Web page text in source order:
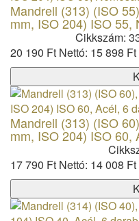
Mandrell (313) (ISO
mm, ISO 204) ISO 55,
Cikkszám:
20 190 Ft Nettó: 15 898 Ft
Mandrell (313) (ISO
mm, ISO 204) ISO 60,
17 790 Ft Nettó: 14 008 Ft